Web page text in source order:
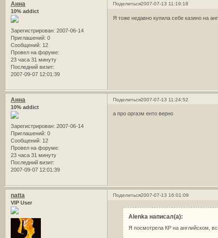
Поделиться2007-07-13 11:19:18
Анна
10% addict
Зарегистрирован: 2007-06-14
Приглашений: 0
Сообщений: 12
Провел на форуме:
23 часа 31 минуту
Последний визит:
2007-09-07 12:01:39
Я тоже недавно купила себе казино на
Поделиться2007-07-13 11:24:52
Анна
10% addict
Зарегистрирован: 2007-06-14
Приглашений: 0
Сообщений: 12
Провел на форуме:
23 часа 31 минуту
Последний визит:
2007-09-07 12:01:39
а про оргазм енто верно
Поделиться2007-07-13 16:01:09
natta
VIP User
Alenka написал(а):
Я посмотрела КР на английском,